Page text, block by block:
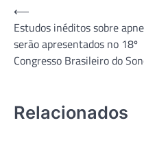
Navegação
de
Post
⟵
Estudos inéditos sobre
serão apresentados no 18º
Congresso Brasileiro do
Relacionados